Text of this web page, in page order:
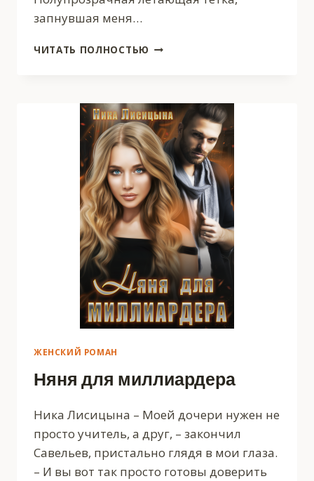
запнувшая меня…
ЧИТАТЬ ПОЛНОСТЬЮ ВО
ЖЕНСКИЙ РОМАН
Няня для миллиардера
Ника Лисицына – Моей дочери нужен не
просто учитель, а друг, – закончил
Савельев, пристально глядя в мои глаза.
– И вы вот так просто готовы доверить